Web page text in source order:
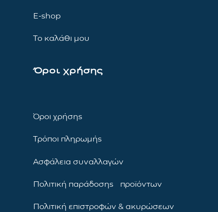
E-shop
Το καλάθι μου
Όροι χρήσης
Όροι χρήσης
Τρόποι πληρωμής
Ασφάλεια συναλλαγών
Πολιτική παράδοσης προϊόντων
Πολιτική επιστροφών & ακυρώσεων